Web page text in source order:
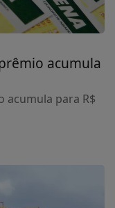
acumula
acumula para R$